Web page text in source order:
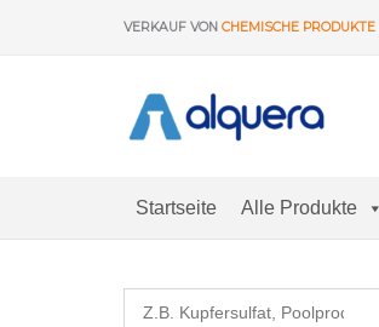
VERKAUF VON CHEMISCHE PRODUKTE
Startseite Alle Produkte